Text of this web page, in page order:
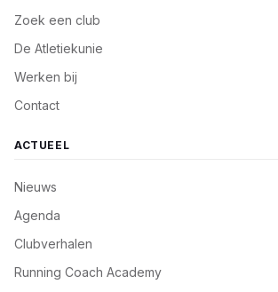
Zoek een club
De Atletiekunie
Werken bij
Contact
ACTUEEL
Nieuws
Agenda
Clubverhalen
Running Coach Academy